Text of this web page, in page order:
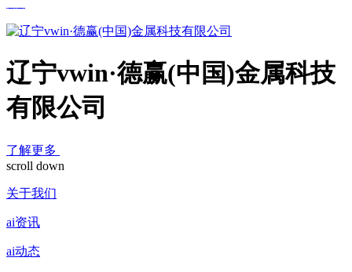
辽宁vwin·德赢(中国)金属科技
有限公司
了解更多
scroll down
关于我们
ai资讯
ai动态